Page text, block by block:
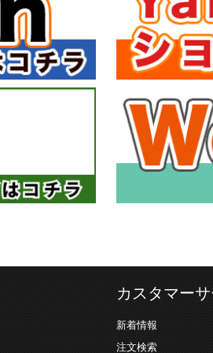
カスタマー
新着情報
注文検索